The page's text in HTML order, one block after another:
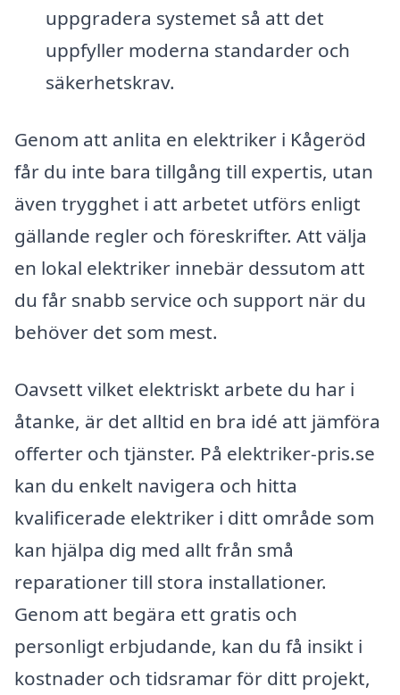
uppgradera systemet så att det
uppfyller moderna standarder och
säkerhetskrav.
Genom att anlita en elektriker i Kågeröd
får du inte bara tillgång till expertis, utan
även trygghet i att arbetet utförs enligt
gällande regler och föreskrifter. Att välja
en lokal elektriker innebär dessutom att
du får snabb service och support när du
behöver det som mest.
Oavsett vilket elektriskt arbete du har i
åtanke, är det alltid en bra idé att jämföra
offerter och tjänster. På elektriker-pris.se
kan du enkelt navigera och hitta
kvalificerade elektriker i ditt område som
kan hjälpa dig med allt från små
reparationer till stora installationer.
Genom att begära ett gratis och
personligt erbjudande, kan du få insikt i
kostnader och tidsramar för ditt projekt,